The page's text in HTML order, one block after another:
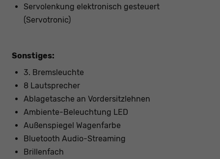
Servolenkung elektronisch gesteuert
(Servotronic)
Sonstiges:
3. Bremsleuchte
8 Lautsprecher
Ablagetasche an Vordersitzlehnen
Ambiente-Beleuchtung LED
Außenspiegel Wagenfarbe
Bluetooth Audio-Streaming
Brillenfach